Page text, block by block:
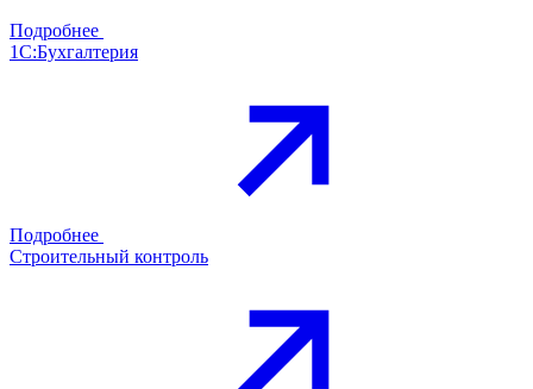
Подробнее
1С:Бухгалтерия
Подробнее
Строительный контроль